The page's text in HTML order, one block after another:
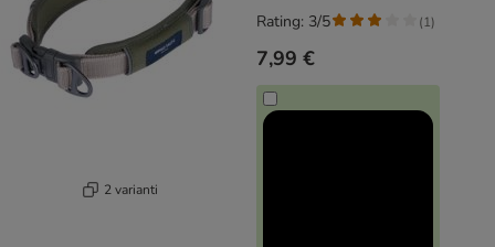
2 varianti
7,99 €
Rating: 3/5 (1)